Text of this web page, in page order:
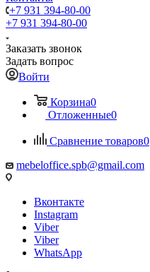
+7 931 394-80-00
+7 931 394-80-00
Заказать звонок
Задать вопрос
Войти
Корзина0
Отложенные0
Сравнение товаров0
mebeloffice.spb@gmail.com
Вконтакте
Instagram
Viber
Viber
WhatsApp